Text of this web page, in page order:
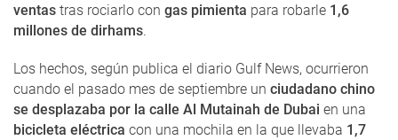
ventas tras rociarlo con gas pimienta para robarle 1,6
millones de dirhams.
Los hechos, según publica el diario Gulf News, ocurrieron
cuando el pasado mes de septiembre un ciudadano chino
se desplazaba por la calle Al Mutainah de Dubai en una
bicicleta eléctrica con una mochila en la que llevaba 1,7